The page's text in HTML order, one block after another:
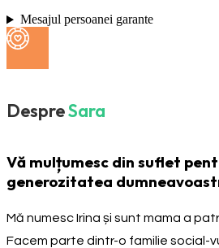
Mesajul persoanei garante
DespreSara
Vă mulțumesc din suflet
generozitatea
Mă numesc Irina și sunt mama a
Facem parte dintr-o familie social-